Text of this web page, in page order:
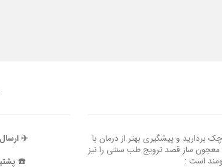
و پیشگیری بهتر از درمان با
معجون ساز قصد ترویج طب سنتی را نیز
است :
✈️
☎️ پشتیبانی